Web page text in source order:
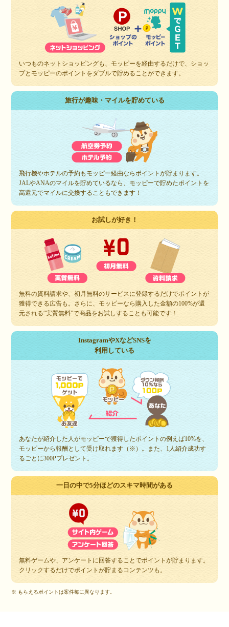
いつものネットショッピングも、モッピーを経由するだけで、ショッ
プとモッピーのポイントをダブルで貯めることができます。
旅行が趣味・マイルを貯めている
飛行機やホテルの予約もモッピー経由ならポイントが貯まります。
JALやANAのマイルを貯めているなら、モッピーで貯めたポイントを
高還元でマイルに交換することもできます！
お試しが好き！
無料の資料請求や、初月無料のサービスに登録するだけでポイントが
獲得できる広告も。さらに、モッピーなら購入した金額の100%が還
元される“実質無料”で商品をお試しすることも可能です！
InstagramやXなどSNSを
利用している
あなたが紹介した人がモッピーで獲得したポイントの例えば10%を、
モッピーから報酬として受け取れます（※）。また、1人紹介成功す
るごとに300Pプレゼント。
一日の中で5分ほどのスキマ時間がある
無料ゲームや、アンケートに回答することでポイントが貯まります。
クリックするだけでポイントが貯まるコンテンツも。
※ もらえるポイントは案件毎に異なります。